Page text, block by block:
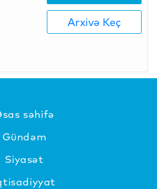
Arxivə Keç
səhifə
Gündəm
Siyasət